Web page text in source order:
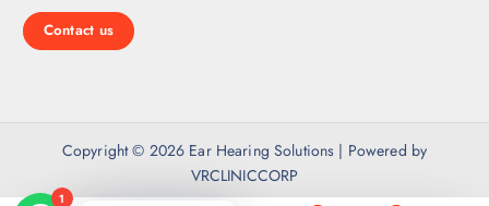
Contact us
Copyright © 2026 Ear Hearing Solutions | Powered by
VRCLINICCORP